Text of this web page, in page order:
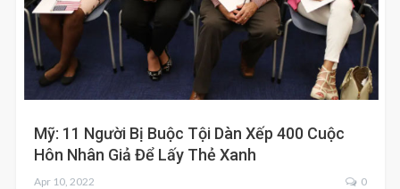
Mỹ: 11 Người Bị Buộc Tội Dàn Xếp 400 Cuộc
Hôn Nhân Giả Để Lấy Thẻ Xanh
Apr 10, 2022 0